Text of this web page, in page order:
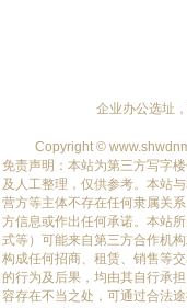
企业办公选址
Copyright ©
免责声明：本站为第三方写字
及人工整理，仅供参考。本站
营方等主体不存在任何隶属关
方信息或作出任何承诺。本站
式等）可能来自第三方合作机
构成任何招商、租赁、销售等
的行为及后果，均由其自行承
容存在不当之处，可通过合法